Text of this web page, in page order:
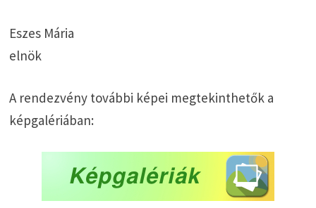
Eszes Mária
elnök
A rendezvény további képei megtekinthetők a
képgalériában: